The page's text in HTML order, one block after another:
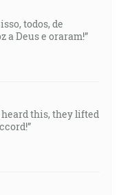
todos, de
a Deus e oraram!”
heard this, they lifted